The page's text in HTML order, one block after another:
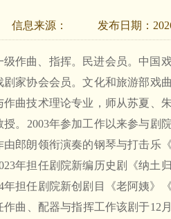
信息来源： 发布日期：
作曲、指挥。民进会员。中国
家协会会员。文化和旅游部戏
曲技术理论专业，师从苏夏、
。2003年参加工作以来参与剧
郎朗领衔演奏的钢琴与打击乐
年担任剧院新编历史剧《纳土
年担任剧院新创剧目《老阿姨》
曲、配器与指挥工作该剧于12